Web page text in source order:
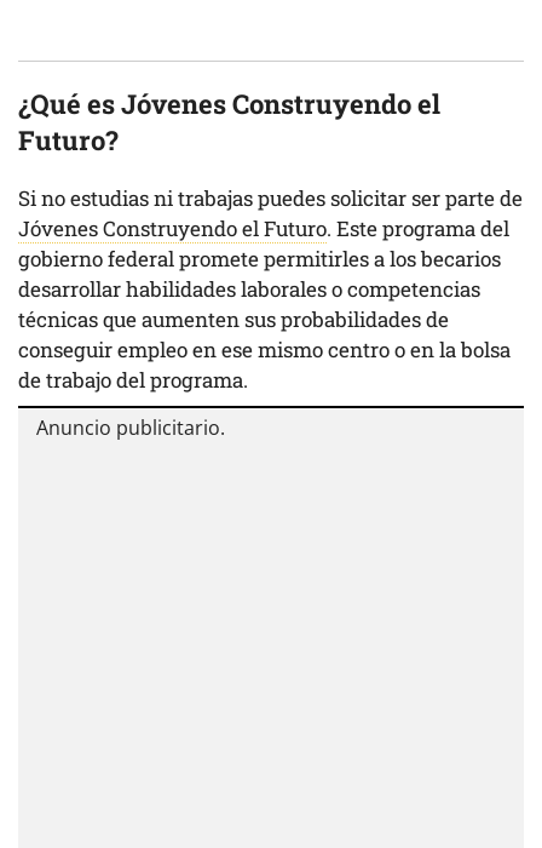
¿Qué es Jóvenes Construyendo el
Futuro?
Si no estudias ni trabajas puedes solicitar ser parte de
Jóvenes Construyendo el Futuro. Este programa del
gobierno federal promete permitirles a los becarios
desarrollar habilidades laborales o competencias
técnicas que aumenten sus probabilidades de
conseguir empleo en ese mismo centro o en la bolsa
de trabajo del programa.